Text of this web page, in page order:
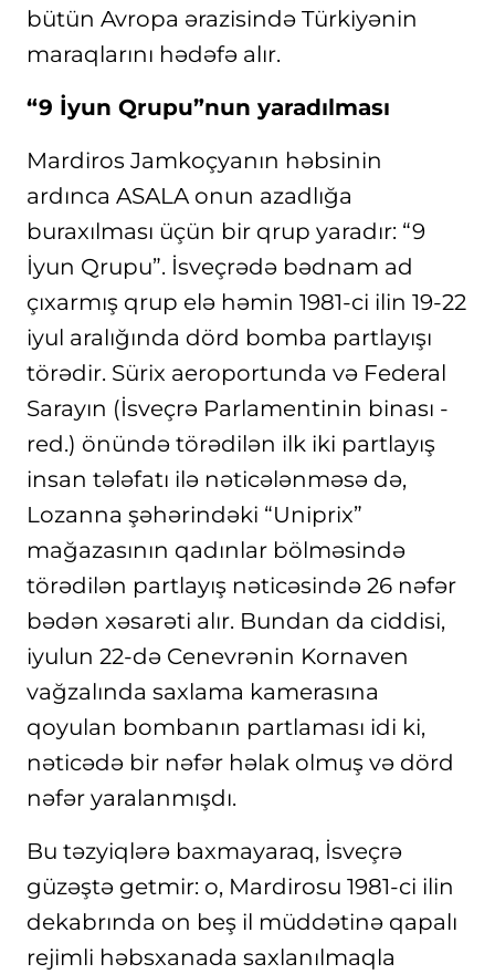
bütün Avropa ərazisində Türkiyənin
maraqlarını hədəfə alır.
“9 İyun Qrupu”nun yaradılması
Mardiros Jamkoçyanın həbsinin
ardınca ASALA onun azadlığa
buraxılması üçün bir qrup yaradır: “9
İyun Qrupu”. İsveçrədə bədnam ad
çıxarmış qrup elə həmin 1981-ci ilin 19-22
iyul aralığında dörd bomba partlayışı
törədir. Sürix aeroportunda və Federal
Sarayın (İsveçrə Parlamentinin binası -
red.) önündə törədilən ilk iki partlayış
insan tələfatı ilə nəticələnməsə də,
Lozanna şəhərindəki “Uniprix”
mağazasının qadınlar bölməsində
törədilən partlayış nəticəsində 26 nəfər
bədən xəsarəti alır. Bundan da ciddisi,
iyulun 22-də Cenevrənin Kornaven
vağzalında saxlama kamerasına
qoyulan bombanın partlaması idi ki,
nəticədə bir nəfər həlak olmuş və dörd
nəfər yaralanmışdı.
Bu təzyiqlərə baxmayaraq, İsveçrə
güzəştə getmir: o, Mardirosu 1981-ci ilin
dekabrında on beş il müddətinə qapalı
rejimli həbsxanada saxlanılmaqla